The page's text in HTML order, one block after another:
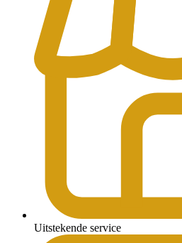
Uitstekende service